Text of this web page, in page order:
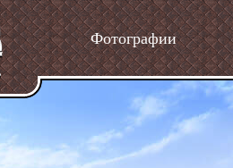
Фотографии